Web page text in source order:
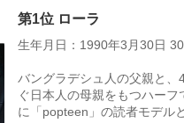
第1位 ローラ
生年月日：1990年3月30日
バングラデシュ人の父親と
ぐ日本人の母親をもつハー
に「popteen」の読者モデル